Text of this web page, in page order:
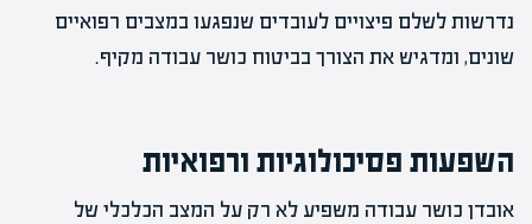
נדרשות לשלם פיצויים לעובדים שנפגעו במצבים רפואיים
שונים, ומדגיש את הצורך בביטוח כושר עבודה מקיף.
השפעות פסיכולוגיות ורפואיות
אובדן כושר עבודה משפיע לא רק על המצב הכלכלי של